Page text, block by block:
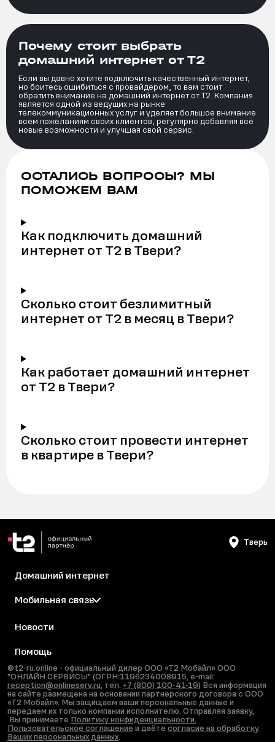
Почему стоит выбрать
домашний интернет от Т2
Если вы давно хотите подключить качественный интернет,
но боитесь ошибиться с провайдером, то вам стоит
обратить внимание на домашний интернет от Т2. Компания
является одной из ведущих на рынке
телекоммуникационных услуг и уделяет большое внимание
всем пожеланиям своих клиентов, регулярно добавляя всё
новые возможности и улучшая свой сервис.
ОСТАЛИСЬ ВОПРОСЫ? МЫ
ПОМОЖЕМ ВАМ
Как подключить домашний
интернет от Т2 в Твери?
Сколько стоит безлимитный
интернет от Т2 в месяц в Твери?
Как работает домашний интернет
от Т2 в Твери?
Сколько стоит провести интернет
в квартире в Твери?
Тверь
Домашний интернет
Мобильная связь
Новости
Помощь
©t2-ru.online - официальный дилер ООО «Т2 Мобайл» ООО
"ОНЛАЙН СЕРВИСЫ" (ОГРН:1196234008915, e-mail:
reception@onlineserv.ru, тел. +7 (800) 100-41-19) Вся информация
на сайте размещена на основании партнерского договора с ООО
«Т2 Мобайл». Мы защищаем ваши персональные данные и
передаем их только компании исполнителю. Отправляя заявку,
Вы принимаете Политику конфиденциальности,
Пользовательское соглашение и даёте согласие на обработку
Ваших персональных данных.